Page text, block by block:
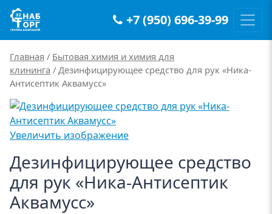
Main Navigation +7 (950) 696-39-99
Главная / Бытовая химия и химия для
клининга / Дезинфицирующее средство для рук «Ника-
Антисептик Аквамусс»
Увеличить изображение
Дезинфицирующее средство
для рук «Ника-Антисептик
Аквамусс»